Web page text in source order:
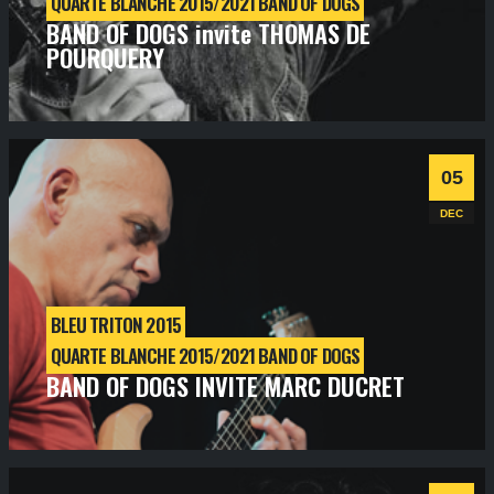
BAND OF DOGS invite THOMAS DE
POURQUERY
samedi17déc2016- 21h00 - SALLE 1
Informations 05
DEC
BLEU TRITON 2015
QUARTE BLANCHE 2015/2021 BAND OF DOGS
BAND OF DOGS INVITE MARC DUCRET
samedi 5déc 2015 - SALLE 1